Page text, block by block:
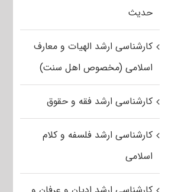
حدیث
کارشناسی ارشد الهیات و معارف
اسلامی (مخصوص اهل سنت)
کارشناسی ارشد فقه و حقوق
کارشناسی ارشد فلسفه و کلام
اسلامی